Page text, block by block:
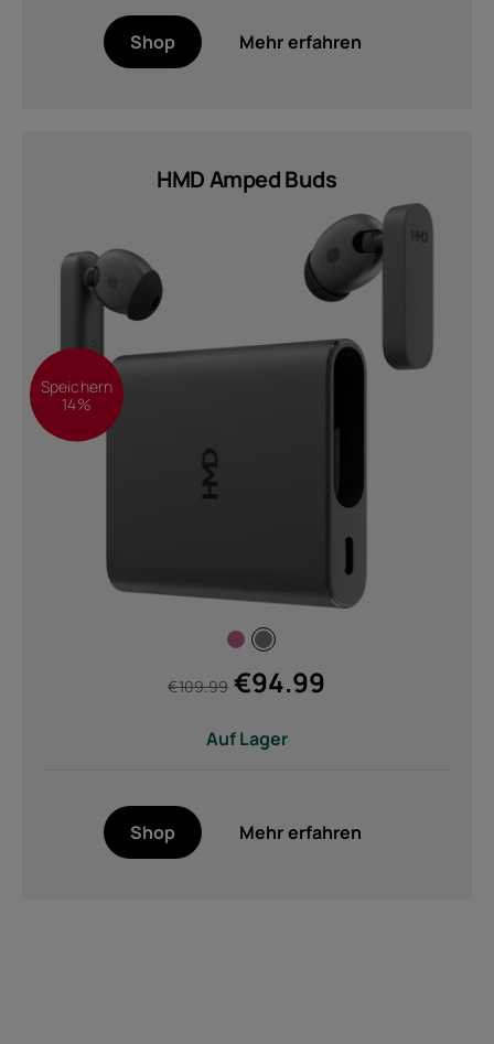
Geräterecycling
Shop Mehr erfahren
HMD Amped Buds
Speichern
14%
€109.99 €94.99
Auf Lager
Shop Mehr erfahren